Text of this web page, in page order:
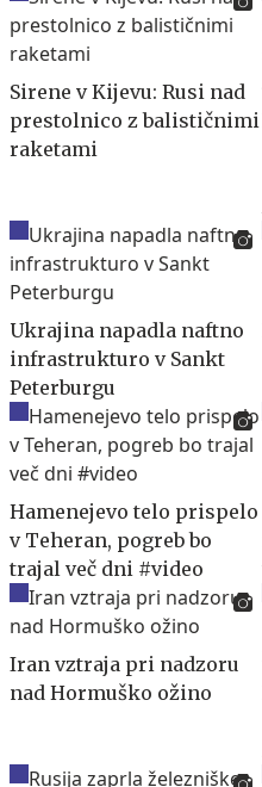
Sirene v Kijevu: Rusi nad
prestolnico z balističnimi
raketami
Ukrajina napadla naftno
infrastrukturo v Sankt
Peterburgu
Hamenejevo telo prispelo
v Teheran, pogreb bo
trajal več dni #video
Iran vztraja pri nadzoru
nad Hormuško ožino